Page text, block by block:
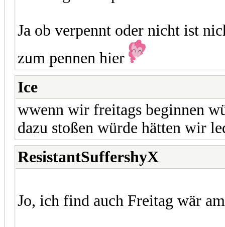
Ja ob verpennt oder nicht ist
zum pennen hier
Ice
wwenn wir freitags beginnen
dazu stoßen würde hätten wir
ResistantSuffershyX
Jo, ich find auch Freitag wär